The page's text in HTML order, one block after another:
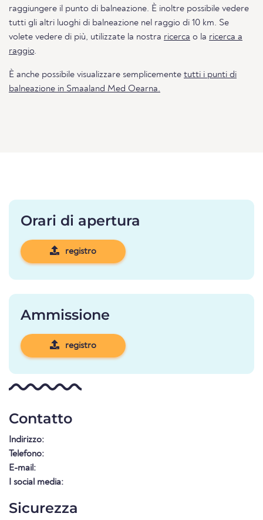
raggiungere il punto di balneazione. È inoltre possibile vedere
tutti gli altri luoghi di balneazione nel raggio di 10 km. Se
volete vedere di più, utilizzate la nostra ricerca o la ricerca a
raggio.
È anche possibile visualizzare semplicemente tutti i punti di
balneazione in Smaaland Med Oearna.
Orari di apertura
registro
Ammissione
registro
Contatto
Indirizzo:
Telefono:
E-mail:
I social media:
Sicurezza